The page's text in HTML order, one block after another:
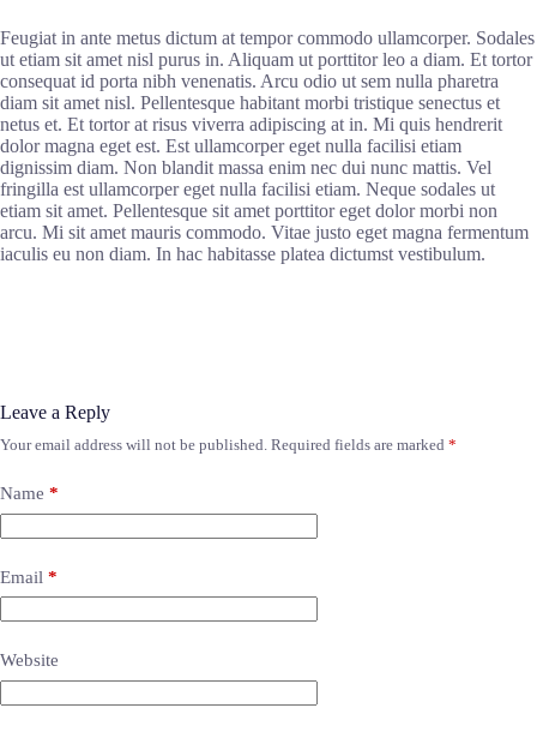
Feugiat in ante metus dictum at tempor commodo ullamcorper. Sodales
ut etiam sit amet nisl purus in. Aliquam ut porttitor leo a diam. Et tortor
consequat id porta nibh venenatis. Arcu odio ut sem nulla pharetra
diam sit amet nisl. Pellentesque habitant morbi tristique senectus et
netus et. Et tortor at risus viverra adipiscing at in. Mi quis hendrerit
dolor magna eget est. Est ullamcorper eget nulla facilisi etiam
dignissim diam. Non blandit massa enim nec dui nunc mattis. Vel
fringilla est ullamcorper eget nulla facilisi etiam. Neque sodales ut
etiam sit amet. Pellentesque sit amet porttitor eget dolor morbi non
arcu. Mi sit amet mauris commodo. Vitae justo eget magna fermentum
iaculis eu non diam. In hac habitasse platea dictumst vestibulum.
Leave a Reply
Your email address will not be published. Required fields are marked *
Name *
Email *
Website